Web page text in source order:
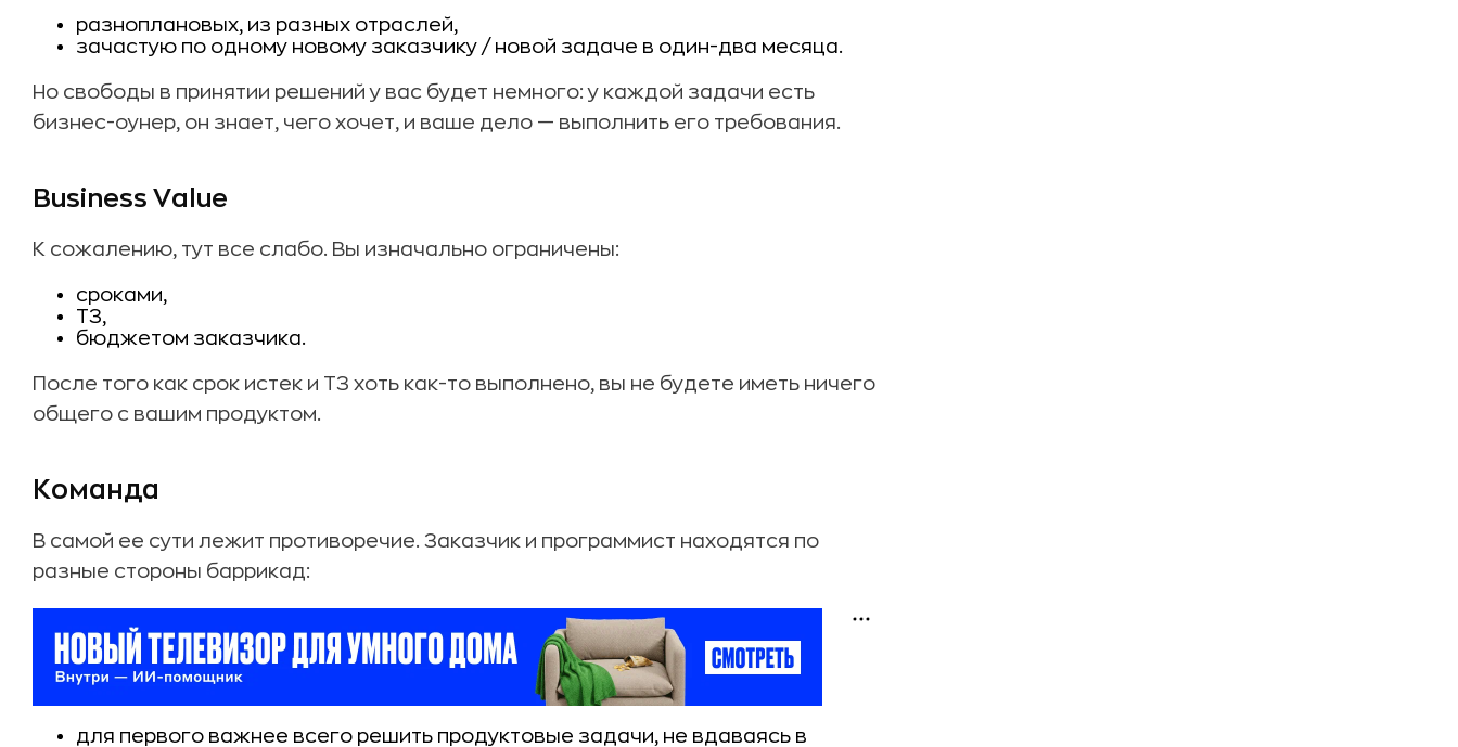
разноплановых, из разных отраслей,
зачастую по одному новому заказчику / новой задаче в один-два месяца.
Но свободы в принятии решений у вас будет немного: у каждой задачи есть
бизнес-оунер, он знает, чего хочет, и ваше дело — выполнить его требования.
Business Value
К сожалению, тут все слабо. Вы изначально ограничены:
сроками,
ТЗ,
бюджетом заказчика.
После того как срок истек и ТЗ хоть как-то выполнено, вы не будете иметь ничего
общего с вашим продуктом.
Команда
В самой ее сути лежит противоречие. Заказчик и программист находятся по
разные стороны баррикад:
для первого важнее всего решить продуктовые задачи, не вдаваясь в